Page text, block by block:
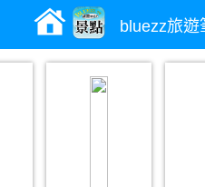
bluezz旅遊